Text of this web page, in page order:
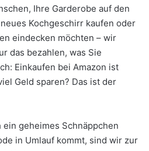
Ihre Garderobe auf den
Kochgeschirr kaufen oder
eindecken möchten – wir
das bezahlen, was Sie
Einkaufen bei Amazon ist
Geld sparen? Das ist der
geheimes Schnäppchen
in Umlauf kommt, sind wir zur